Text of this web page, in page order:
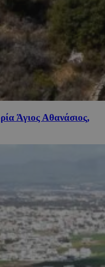
Άγιος Αθανάσιος,